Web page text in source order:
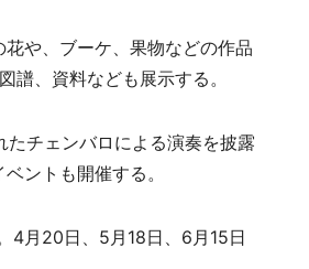
や、ブーケ、果物などの作品
、資料なども展示する。
チェンバロによる演奏を披露
ントも開催する。
4月20日、5月18日、6月15日